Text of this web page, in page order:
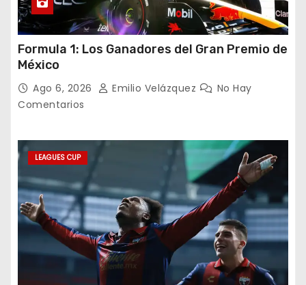
Formula 1: Los Ganadores del Gran Premio de
México
Ago 6, 2026 Emilio Velázquez
No Hay
Comentarios
LEAGUES CUP